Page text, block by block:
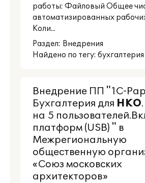
работы: Файловый Общее
автоматизированных
Коли...
Раздел: Внедрения
Найдено по тегу:
Внедрение ПП "1С-
Бухгалтерия для НКО
на 5
платформ (USB) " в
Межрегиональную
общественную
«Союз московских
архитекторов»